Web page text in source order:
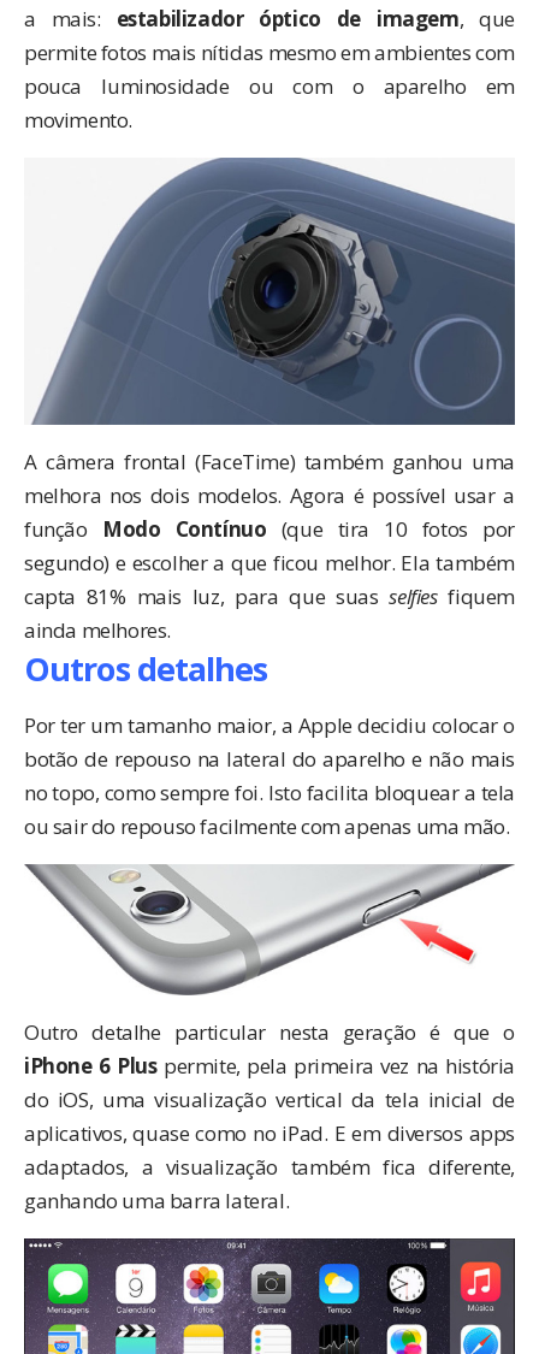
a mais: estabilizador óptico de imagem, que
permite fotos mais nítidas mesmo em ambientes com
pouca luminosidade ou com o aparelho em
movimento.
A câmera frontal (FaceTime) também ganhou uma
melhora nos dois modelos. Agora é possível usar a
função Modo Contínuo (que tira 10 fotos por
segundo) e escolher a que ficou melhor. Ela também
capta 81% mais luz, para que suasselfiesfiquem
ainda melhores.
Outros detalhes
Por ter um tamanho maior, a Apple decidiu colocar o
botão de repouso na lateral do aparelho e não mais
no topo, como sempre foi. Isto facilita bloquear a tela
ou sair do repouso facilmente com apenas uma mão.
Outro detalhe particular nesta geração é que o
iPhone 6 Pluspermite, pela primeira vez na história
do iOS, uma visualização vertical da tela inicial de
aplicativos, quase como no iPad. E em diversos apps
adaptados, a visualização também fica diferente,
ganhando uma barra lateral.